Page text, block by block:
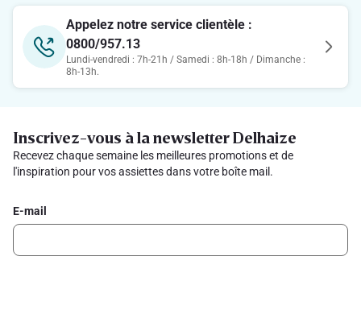
Appelez notre service clientèle :
0800/957.13
Lundi-vendredi : 7h-21h / Samedi : 8h-18h / Dimanche :
8h-13h.
Inscrivez-vous à la newsletter Delhaize
Recevez chaque semaine les meilleures promotions et de
l'inspiration pour vos assiettes dans votre boîte mail.
E-mail